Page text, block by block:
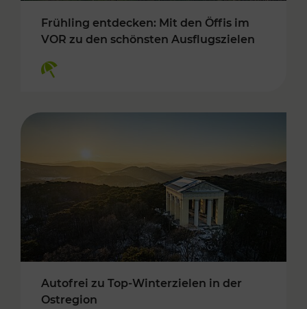
Frühling entdecken: Mit den Öffis im
VOR zu den schönsten Ausflugszielen
Autofrei zu Top-Winterzielen in der
Ostregion